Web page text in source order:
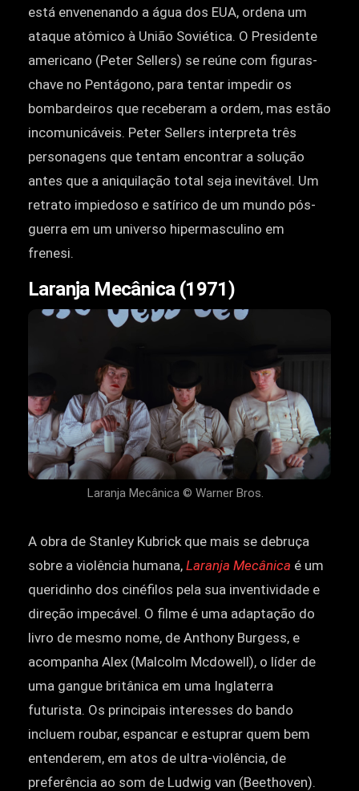
está envenenando a água dos EUA, ordena um
ataque atômico à União Soviética. O Presidente
americano (Peter Sellers) se reúne com figuras-
chave no Pentágono, para tentar impedir os
bombardeiros que receberam a ordem, mas estão
incomunicáveis. Peter Sellers interpreta três
personagens que tentam encontrar a solução
antes que a aniquilação total seja inevitável. Um
retrato impiedoso e satírico de um mundo pós-
guerra em um universo hipermasculino em
frenesi.
Laranja Mecânica (1971)
Laranja Mecânica © Warner Bros.
A obra de Stanley Kubrick que mais se debruça
sobre a violência humana, Laranja Mecânica é um
queridinho dos cinéfilos pela sua inventividade e
direção impecável. O filme é uma adaptação do
livro de mesmo nome, de Anthony Burgess, e
acompanha Alex (Malcolm Mcdowell), o líder de
uma gangue britânica em uma Inglaterra
futurista. Os principais interesses do bando
incluem roubar, espancar e estuprar quem bem
entenderem, em atos de ultra-violência, de
preferência ao som de Ludwig van (Beethoven).